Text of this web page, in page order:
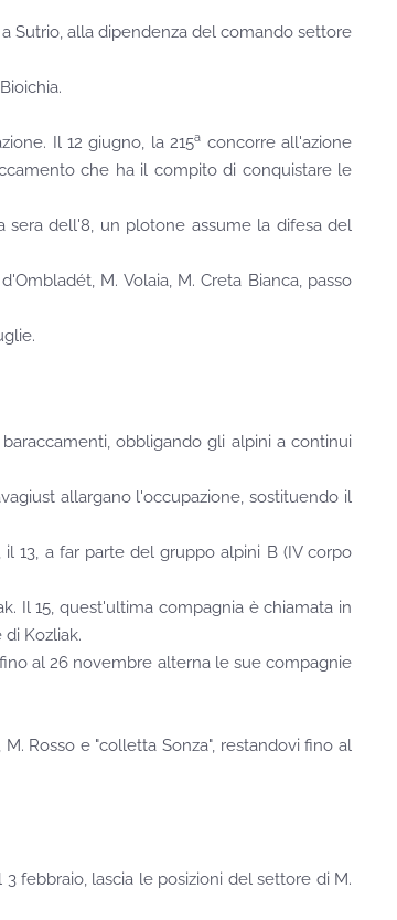
Sutrio, alla dipendenza del comando settore
Il 12 giugno, la 215a concorre all'azione
che ha il compito di conquistare le
dell'8, un plotone assume la difesa del
M. Volaia, M. Creta Bianca, passo
obbligando gli alpini a continui
allargano l'occupazione, sostituendo il
13, a far parte del gruppo alpini B (IV corpo
Il 15, quest'ultima compagnia è chiamata in
Kozliak.
al 26 novembre alterna le sue compagnie
Rosso e "colletta Sonza", restandovi fino al
febbraio, lascia le posizioni del settore di M.